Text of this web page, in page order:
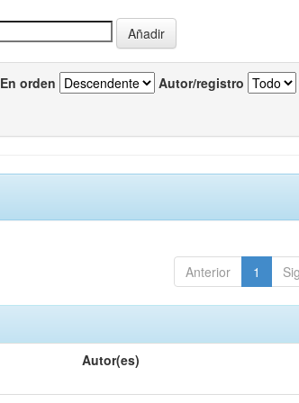
En orden Autor/registro
Anterior 1
Autor(es)